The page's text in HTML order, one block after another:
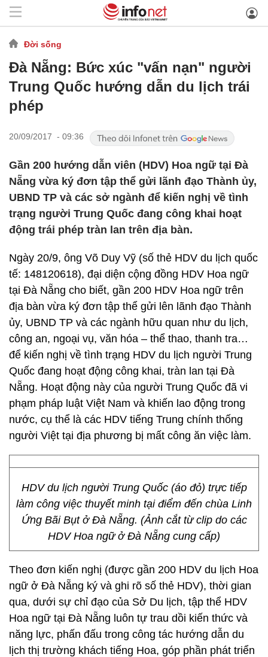
Đời sống
Đà Nẵng: Bức xúc "vấn nạn" người
Trung Quốc hướng dẫn du lịch trái
phép
20/09/2017 - 09:36
Gần 200 hướng dẫn viên (HDV) Hoa ngữ tại Đà
Nẵng vừa ký đơn tập thể gửi lãnh đạo Thành ủy,
UBND TP và các sở ngành để kiến nghị về tình
trạng người Trung Quốc đang công khai hoạt
động trái phép tràn lan trên địa bàn.
Ngày 20/9, ông Võ Duy Vỹ (số thẻ HDV du lịch quốc
tế: 148120618), đại diện cộng đồng HDV Hoa ngữ
tại Đà Nẵng cho biết, gần 200 HDV Hoa ngữ trên
địa bàn vừa ký đơn tập thể gửi lên lãnh đạo Thành
ủy, UBND TP và các ngành hữu quan như du lịch,
công an, ngoại vụ, văn hóa – thể thao, thanh tra…
để kiến nghị về tình trạng HDV du lịch người Trung
Quốc đang hoạt động công khai, tràn lan tại Đà
Nẵng. Hoạt động này của người Trung Quốc đã vi
phạm pháp luật Việt Nam và khiến lao động trong
nước, cụ thể là các HDV tiếng Trung chính thống
người Việt tại địa phương bị mất công ăn việc làm.
HDV du lịch người Trung Quốc (áo đỏ) trực tiếp
làm công việc thuyết minh tại điểm đến chùa Linh
Ứng Bãi Bụt ở Đà Nẵng. (Ảnh cắt từ clip do các
HDV Hoa ngữ ở Đà Nẵng cung cấp)
Theo đơn kiến nghị (được gần 200 HDV du lịch Hoa
ngữ ở Đà Nẵng ký và ghi rõ số thẻ HDV), thời gian
qua, dưới sự chỉ đạo của Sở Du lịch, tập thể HDV
Hoa ngữ tại Đà Nẵng luôn tự trau dồi kiến thức và
năng lực, phấn đấu trong công tác hướng dẫn du
lịch thị trường khách tiếng Hoa, góp phần phát triển